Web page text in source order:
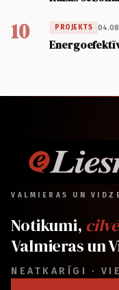
10 PROJEKTS
VALMIERAS UN
Notikumi,
Valmieras un
NEATKARĪGI ·